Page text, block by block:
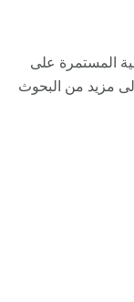
المستمرة على
مزيد من البحوث